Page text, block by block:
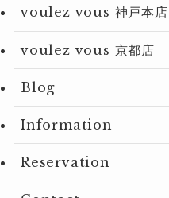
voulez vous 神戸本店
voulez vous 京都店
Blog
Information
Reservation